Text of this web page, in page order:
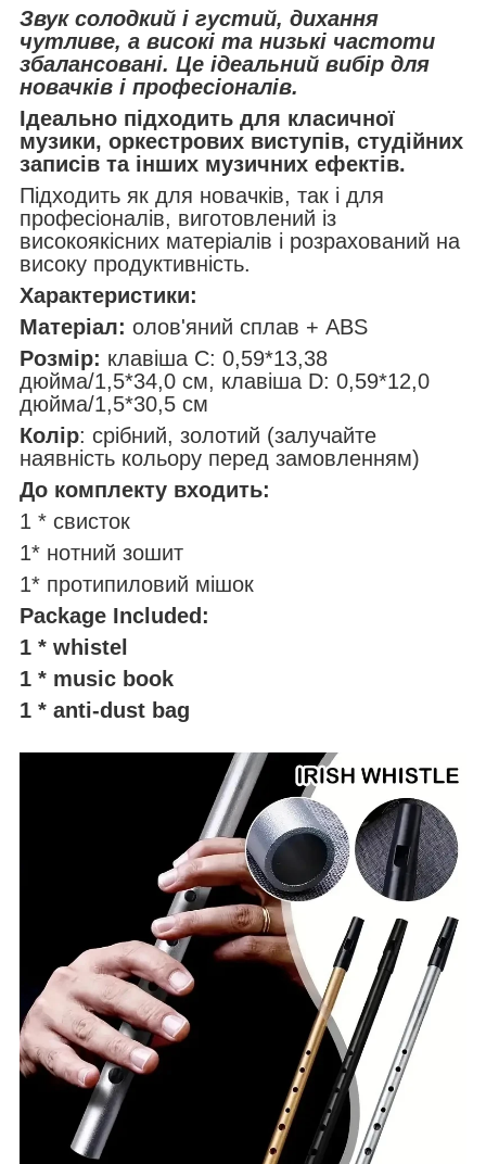
Звук солодкий і густий, дихання
чутливе, а високі та низькі частоти
збалансовані. Це ідеальний вибір для
новачків і професіоналів.
Ідеально підходить для класичної
музики, оркестрових виступів, студійних
записів та інших музичних ефектів.
Підходить як для новачків, так і для
професіоналів, виготовлений із
високоякісних матеріалів і розрахований на
високу продуктивність.
Характеристики:
Матеріал: олов'яний сплав + ABS
Розмір: клавіша C: 0,59*13,38
дюйма/1,5*34,0 см, клавіша D: 0,59*12,0
дюйма/1,5*30,5 см
Колір: срібний, золотий (залучайте
наявність кольору перед замовленням)
До комплекту входить:
1 * свисток
1* нотний зошит
1* протипиловий мішок
Package Included:
1 * whistel
1 * music book
1 * anti-dust bag